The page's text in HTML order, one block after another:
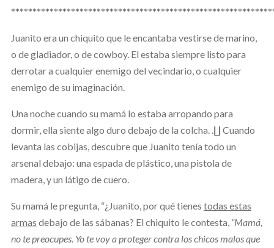
Juanito era un chiquito que le encantaba vestirse de marino,
o de gladiador, o de cowboy. El estaba siempre listo para
derrotar a cualquier enemigo del vecindario, o cualquier
enemigo de su imaginación.
Una noche cuando su mamá lo estaba arropando para
dormir, ella siente algo duro debajo de la colcha. .∐ Cuando
levanta las cobijas, descubre que Juanito tenía todo un
arsenal debajo: una espada de plástico, una pistola de
madera, y un látigo de cuero.
Su mamá le pregunta, “¿Juanito, por qué tienes todas estas
armas debajo de las sábanas? El chiquito le contesta, “Mamá,
no te preocupes. Yo te voy a proteger contra los chicos malos que